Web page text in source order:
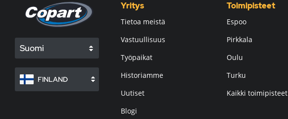
Suomi
FINLAND
Yritys
Tietoa meistä
Vastuullisuus
Työpaikat
Historiamme
Uutiset
Blogi
Toimipisteet
Espoo
Pirkkala
Oulu
Turku
Kaikki toimipisteet